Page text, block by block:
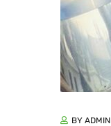
BY ADMIN